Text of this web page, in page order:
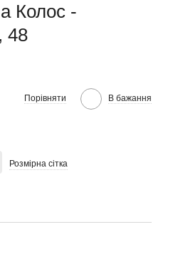
Колос -
48
Порівняти В бажання
Розмірна сітка